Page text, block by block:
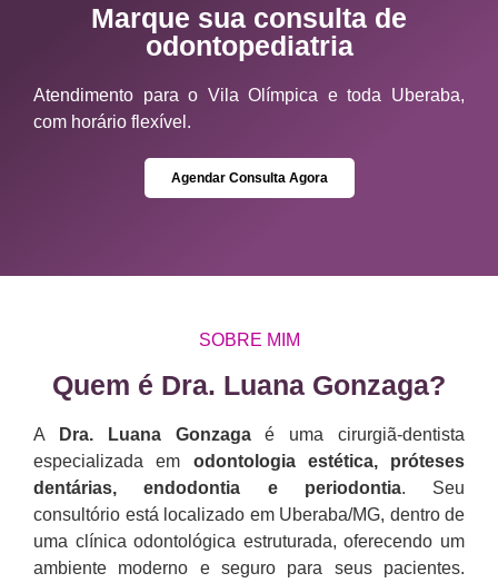
Marque sua consulta de
odontopediatria
Atendimento para o Vila Olímpica e toda Uberaba,
com horário flexível.
Agendar Consulta Agora
SOBRE MIM
Quem é Dra. Luana Gonzaga?​
A Dra. Luana Gonzagaé uma cirurgiã-dentista
especializada em odontologia estética, próteses
dentárias, endodontia e periodontia. Seu
consultório está localizado em Uberaba/MG, dentro de
uma clínica odontológica estruturada, oferecendo um
ambiente moderno e seguro para seus pacientes.